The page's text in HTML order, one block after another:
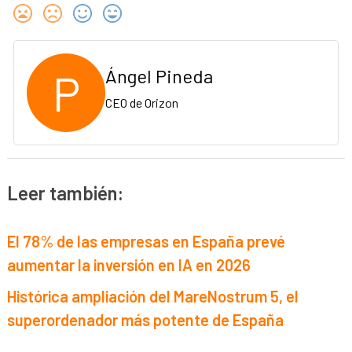
P Ángel Pineda
CEO de Orizon
Leer también:
El 78% de las empresas en España prevé
aumentar la inversión en IA en 2026
Histórica ampliación del MareNostrum 5, el
superordenador más potente de España